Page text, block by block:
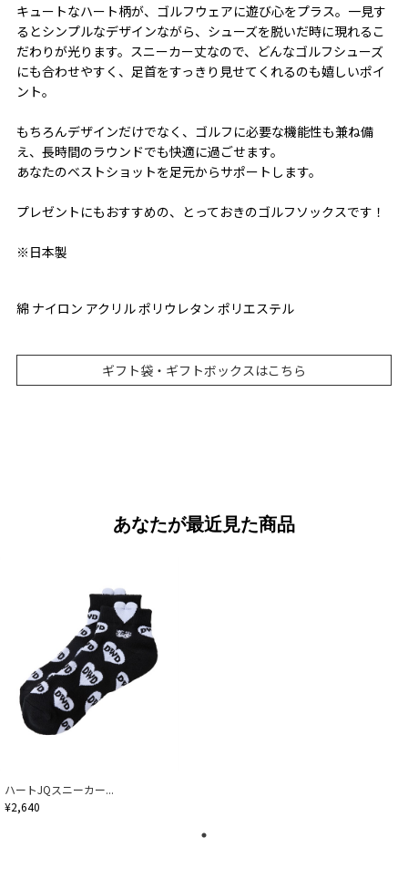
キュートなハート柄が、ゴルフウェアに遊び心をプラス。一見す
るとシンプルなデザインながら、シューズを脱いだ時に現れるこ
だわりが光ります。スニーカー丈なので、どんなゴルフシューズ
にも合わせやすく、足首をすっきり見せてくれるのも嬉しいポイ
ント。
もちろんデザインだけでなく、ゴルフに必要な機能性も兼ね備
え、長時間のラウンドでも快適に過ごせます。
あなたのベストショットを足元からサポートします。
プレゼントにもおすすめの、とっておきのゴルフソックスです！
※日本製
綿 ナイロン アクリル ポリウレタン ポリエステル
ギフト袋・ギフトボックスはこちら
あなたが最近見た商品
ハートJQスニーカー...
¥2,640